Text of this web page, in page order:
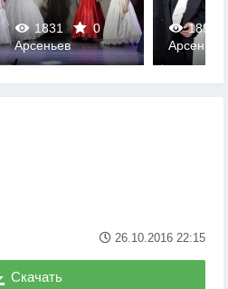
1831
0
0
Арсеньев
1897
0
Арсеньев
26.10.2016 22:15
Скачать